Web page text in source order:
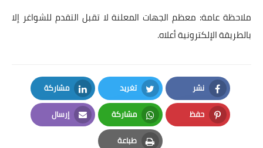
ملاحظة عامة: معظم الجهات المعلنة لا تقبل التقدم للشواغر إلا
بالطريقة الإلكترونية أعلاه.
نشر
Facebook
تغريد
Twitter
مشاركة
LinkedIn
حفظ
Pinterest
مشاركة
Whatsapp
إرسال
Email
طباعة